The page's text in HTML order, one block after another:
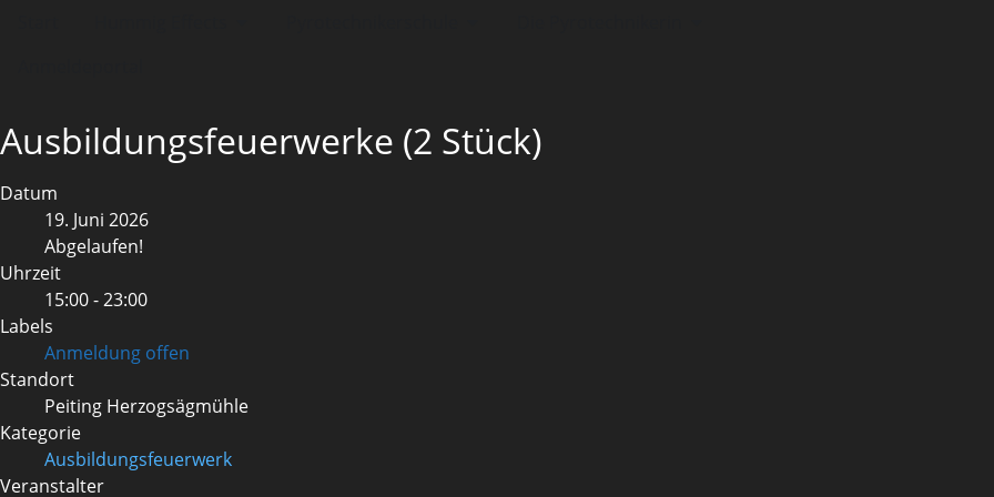
Ausbildungsfeuerwerke (2 Stück)
Datum
19. Juni 2026
Abgelaufen!
Uhrzeit
15:00 - 23:00
Labels
Anmeldung offen
Standort
Peiting Herzogsägmühle
Kategorie
Ausbildungsfeuerwerk
Veranstalter